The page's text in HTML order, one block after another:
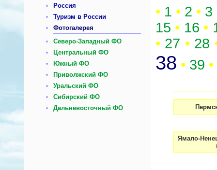
Россия
Туризм в России
Фотогалерея
Северо-Западный ФО
Центральный ФО
Южный ФО
Приволжский ФО
Уральский ФО
Сибирский ФО
Дальневосточный ФО
• 1 • 2 • 3
15 • 16 •
• 27 • 28
38 • 39 •
Ямало-